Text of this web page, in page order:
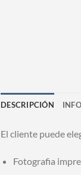
DESCRIPCIÓN
El cliente puede
Fotografia